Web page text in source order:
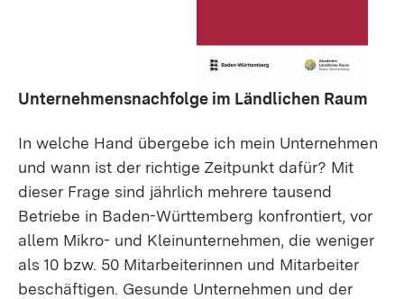
Unternehmensnachfolge im Ländlichen Raum
In welche Hand übergebe ich mein Unternehmen
und wann ist der richtige Zeitpunkt dafür? Mit
dieser Frage sind jährlich mehrere tausend
Betriebe in Baden-Württemberg konfrontiert, vor
allem Mikro- und Kleinunternehmen, die weniger
als 10 bzw. 50 Mitarbeiterinnen und Mitarbeiter
beschäftigen. Gesunde Unternehmen und der